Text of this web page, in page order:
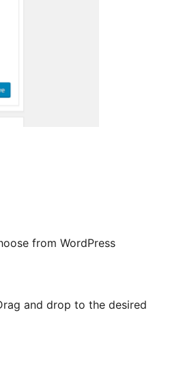
from WordPress
and drop to the desired